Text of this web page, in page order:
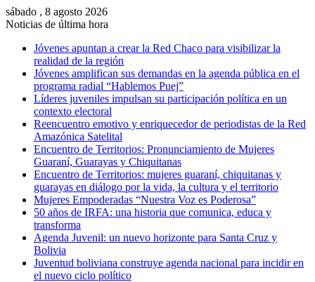
sábado , 8 agosto 2026
Noticias de última hora
Jóvenes apuntan a crear la Red Chaco para visibilizar la
realidad de la región
Jóvenes amplifican sus demandas en la agenda pública en el
programa radial “Hablemos Puej”
Líderes juveniles impulsan su participación política en un
contexto electoral
Reencuentro emotivo y enriquecedor de periodistas de la Red
Amazónica Satelital
Encuentro de Territorios: Pronunciamiento de Mujeres
Guaraní, Guarayas y Chiquitanas
Encuentro de Territorios: mujeres guaraní, chiquitanas y
guarayas en diálogo por la vida, la cultura y el territorio
Mujeres Empoderadas “Nuestra Voz es Poderosa”
50 años de IRFA: una historia que comunica, educa y
transforma
Agenda Juvenil: un nuevo horizonte para Santa Cruz y
Bolivia
Juventud boliviana construye agenda nacional para incidir en
el nuevo ciclo político